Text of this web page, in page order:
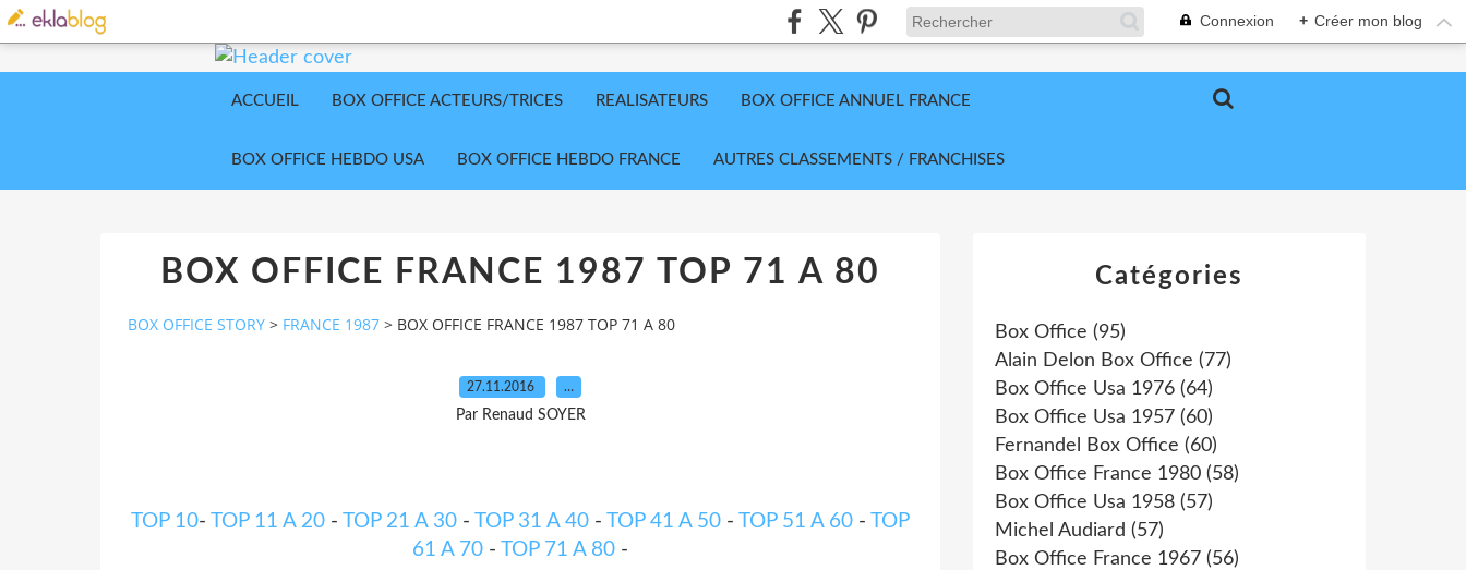
Connexion + Créer mon blog
ACCUEIL BOX OFFICE ACTEURS/TRICES REALISATEURS BOX OFFICE ANNUEL FRANCE
BOX OFFICE HEBDO USA BOX OFFICE HEBDO FRANCE AUTRES CLASSEMENTS / FRANCHISES
BOX OFFICE FRANCE 1987 TOP 71 A 80
BOX OFFICE STORY > FRANCE 1987 > BOX OFFICE FRANCE 1987 TOP 71 A 80
27.11.2016 …
Par Renaud SOYER
TOP 10- TOP 11 A 20 - TOP 21 A 30 - TOP 31 A 40 - TOP 41 A 50 - TOP 51 A 60 - TOP
61 A 70 - TOP 71 A 80 -
Catégories
Box Office (95)
Alain Delon Box Office (77)
Box Office Usa 1976 (64)
Box Office Usa 1957 (60)
Fernandel Box Office (60)
Box Office France 1980 (58)
Box Office Usa 1958 (57)
Michel Audiard (57)
Box Office France 1967 (56)